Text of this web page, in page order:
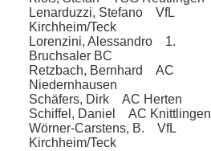
Lenarduzzi, Stefano VfL
Kirchheim/Teck
Lorenzini, Alessandro 1.
Bruchsaler BC
Retzbach, Bernhard AC
Niedernhausen
Schäfers, Dirk AC Herten
Schiffel, Daniel AC Knittlingen
Wörner-Carstens, B. VfL
Kirchheim/Teck